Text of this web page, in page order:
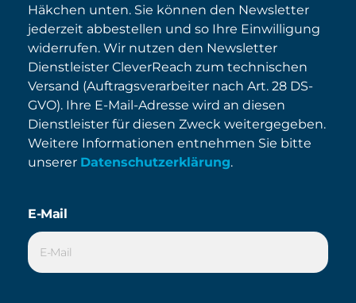
Häkchen unten. Sie können den Newsletter
jederzeit abbestellen und so Ihre Einwilligung
widerrufen. Wir nutzen den Newsletter
Dienstleister CleverReach zum technischen
Versand (Auftragsverarbeiter nach Art. 28 DS-
GVO). Ihre E-Mail-Adresse wird an diesen
Dienstleister für diesen Zweck weitergegeben.
Weitere Informationen entnehmen Sie bitte
unserer Datenschutzerklärung.
E-Mail